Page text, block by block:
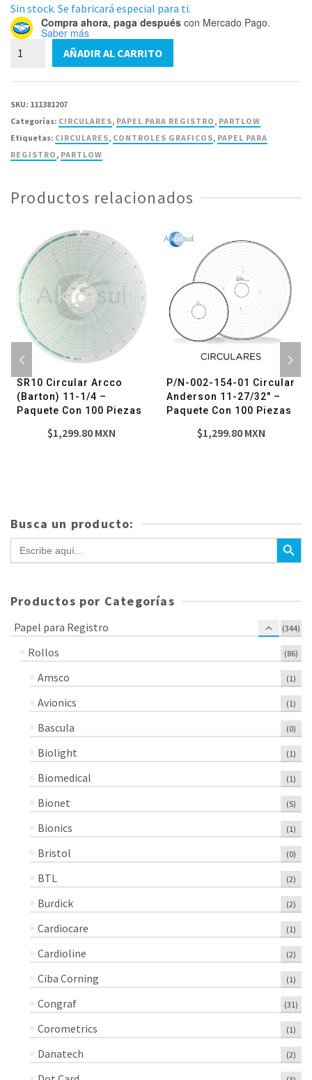
Sin stock. Se fabricará especial para ti.
Compra ahora, paga después con Mercado Pago.
Saber más
CG58688
-
con
cantidad
AÑADIR AL CARRITO
SKU: 111381207
Categorías: CIRCULARES, PAPEL PARA REGISTRO, PARTLOW
Etiquetas: CIRCULARES, CONTROLES GRAFICOS, PAPEL PARA
REGISTRO, PARTLOW
Productos relacionados
SR10 Circular Arcco
(Barton) 11-1/4 –
Paquete Con 100 Piezas
$1,299.80MXN
P/N-002-154-01 Circular
Anderson 11-27/32″ –
Paquete Con 100 Piezas
$1,299.80MXN
Busca un producto:
Buscar: Botón de
Productos por Categorías
Papel para Registro (344)
Rollos (86)
Amsco (1)
Avionics (1)
Bascula (0)
Biolight (1)
Biomedical (1)
Bionet (5)
Bionics (1)
Bristol (0)
BTL (2)
Burdick (2)
Cardiocare (1)
Cardioline (2)
Ciba Corning (1)
Congraf (31)
Corometrics (1)
Danatech (2)